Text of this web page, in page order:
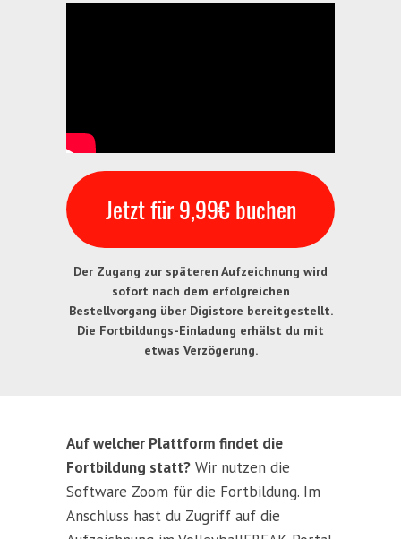
Jetzt für 9,99€ buchen
Der Zugang zur späteren Aufzeichnung wird
sofort nach dem erfolgreichen
Bestellvorgang über Digistore bereitgestellt.
Die Fortbildungs-Einladung erhälst du mit
etwas Verzögerung.
Auf welcher Plattform findet die
Fortbildung statt? Wir nutzen die
Software Zoom für die Fortbildung. Im
Anschluss hast du Zugriff auf die